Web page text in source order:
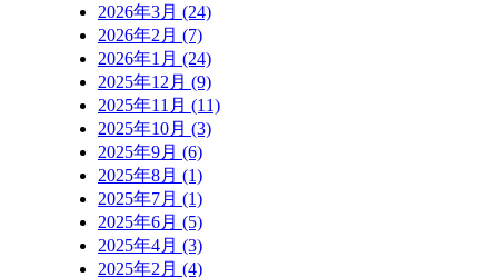
2026年3月 (24)
2026年2月 (7)
2026年1月 (24)
2025年12月 (9)
2025年11月 (11)
2025年10月 (3)
2025年9月 (6)
2025年8月 (1)
2025年7月 (1)
2025年6月 (5)
2025年4月 (3)
2025年2月 (4)